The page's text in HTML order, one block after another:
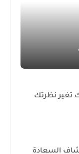
تغير نظرتك
السعادة